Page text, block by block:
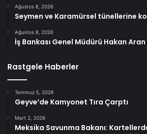
Ağustos 8, 2026
Seymen ve Karamürsel tünellerine
Ağustos 8, 2026
İş Bankası Genel Müdürü Hakan
Rastgele Haberler
Temmuz 5, 2026
Geyve’de Kamyonet Tıra Çarptı
Mart 2, 2026
Meksika Savunma Bakanı: